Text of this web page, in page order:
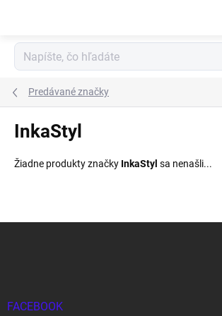
Predávané značky
InkaStyl
Žiadne produkty značky InkaStyl sa nenašli...
FACEBOOK